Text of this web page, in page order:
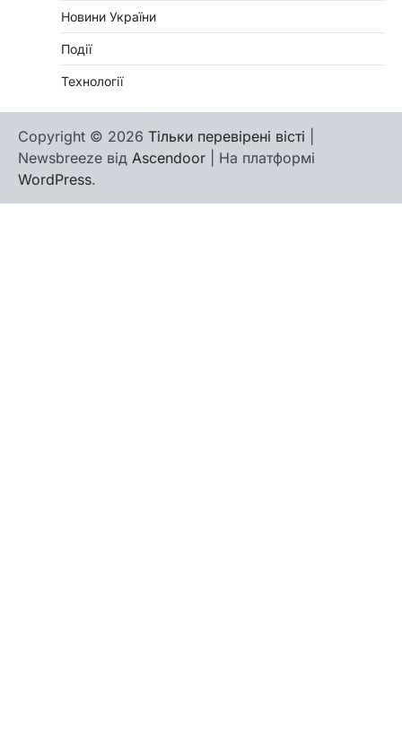
Новини України
Події
Технології
Copyright © 2026 Тільки перевірені вісті
Newsbreeze від Ascendoor | На платформі
WordPress.